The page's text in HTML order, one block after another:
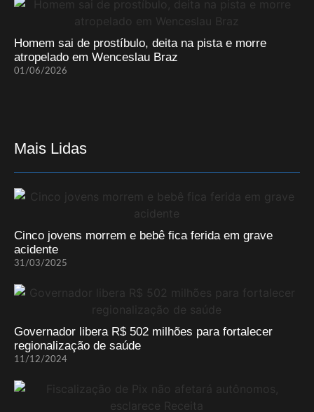
Homem sai de prostíbulo, deita na pista e morre
atropelado em Wenceslau Braz
01/06/2026
Mais Lidas
Cinco jovens morrem e bebê fica ferida em grave
acidente
31/03/2025
Governador libera R$ 502 milhões para fortalecer
regionalização de saúde
11/12/2024